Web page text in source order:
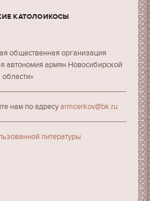
КАТОЛОИКОСЫ
общественная организация
автономия армян Новосибирской
области»
нам по адресуarmcerkov@bk.ru
литературы